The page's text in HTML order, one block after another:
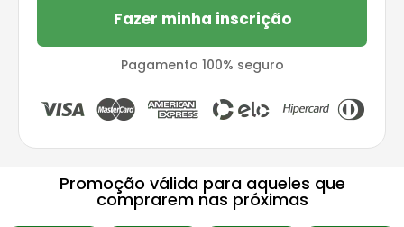
Fazer minha inscrição
Pagamento 100% seguro
Promoção válida para aqueles que
comprarem nas próximas